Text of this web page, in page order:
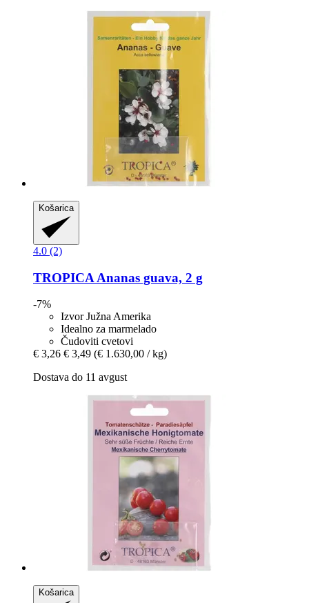
Košarica
4.0 (2)
TROPICA Ananas guava, 2 g
-7%
Izvor Južna Amerika
Idealno za marmelado
Čudoviti cvetovi
€ 3,26 € 3,49 (€ 1.630,00 / kg)
Dostava do 11 avgust
Košarica